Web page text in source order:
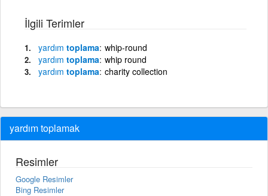
İlgili Terimler
yardım toplama whip-round
yardım toplama whip round
yardım toplama charity collection
yardım toplamak
Resimler
Google Resimler
Bing Resimler